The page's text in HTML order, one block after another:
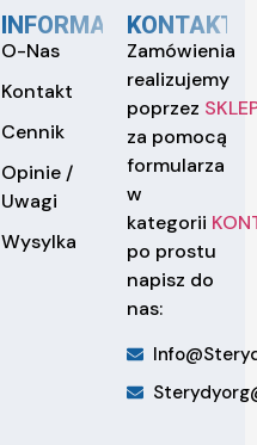
INFORMACJE
O-Nas
Kontakt
Cennik
Opinie /
Uwagi
Wysylka
KONTAKT
Zamówienia
realizujemy
poprzez
za pomocą
formularza
w
kategorii
po prostu
napisz do
nas: